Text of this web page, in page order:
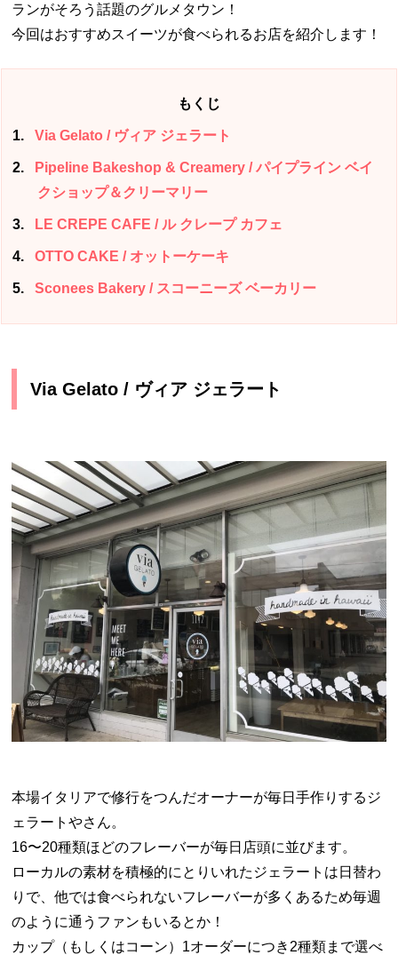
ランがそろう話題のグルメタウン！
今回はおすすめスイーツが食べられるお店を紹介します！
もくじ
1 Via Gelato / ヴィア ジェラート
2
Pipeline Bakeshop & Creamery / パイプライン ベイ
クショップ＆クリーマリー
3 LE CREPE CAFE / ル クレープ カフェ
4 OTTO CAKE / オットーケーキ
5 Sconees Bakery / スコーニーズ ベーカリー
Via Gelato / ヴィア ジェラート
本場イタリアで修行をつんだオーナーが毎日手作りするジ
ェラートやさん。
16〜20種類ほどのフレーバーが毎日店頭に並びます。
ローカルの素材を積極的にとりいれたジェラートは日替わ
りで、他では食べられないフレーバーが多くあるため毎週
のように通うファンもいるとか！
カップ（もしくはコーン）1オーダーにつき2種類まで選べ